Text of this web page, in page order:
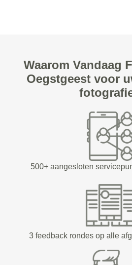
Waarom Vandaag
Oegstgeest voor
500+ aangesloten
3 feedback rondes op alle